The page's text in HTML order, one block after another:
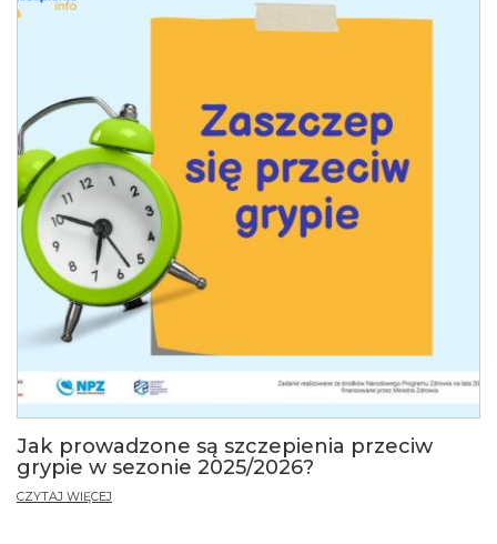
Jak prowadzone są szczepienia przeciw
grypie w sezonie 2025/2026?
CZYTAJ WIĘCEJ